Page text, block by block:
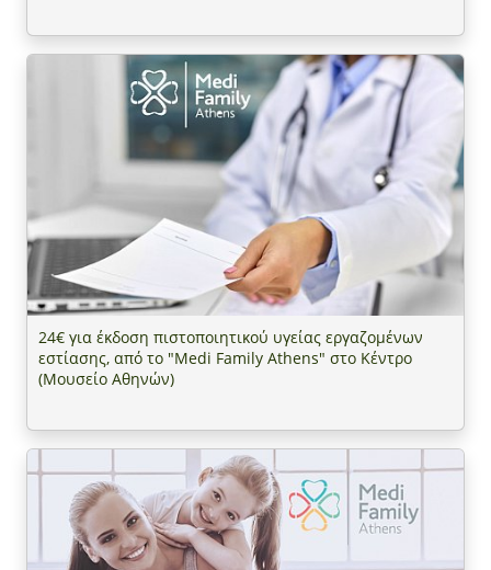
24€ για έκδοση πιστοποιητικού υγείας εργαζομένων
εστίασης, από το "Medi Family Athens" στο Κέντρο
(Μουσείο Αθηνών)